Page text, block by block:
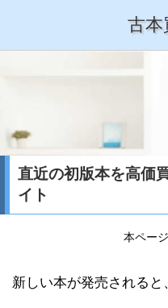
古本
直近の初版本を高価
イト
本ペー
新しい本が発売されると